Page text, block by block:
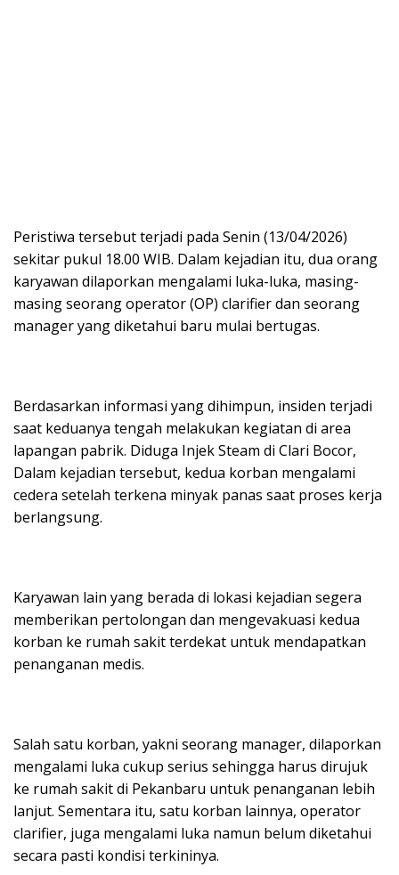
Peristiwa tersebut terjadi pada Senin (13/04/2026)
sekitar pukul 18.00 WIB. Dalam kejadian itu, dua orang
karyawan dilaporkan mengalami luka-luka, masing-
masing seorang operator (OP) clarifier dan seorang
manager yang diketahui baru mulai bertugas.
Berdasarkan informasi yang dihimpun, insiden terjadi
saat keduanya tengah melakukan kegiatan di area
lapangan pabrik. Diduga Injek Steam di Clari Bocor,
Dalam kejadian tersebut, kedua korban mengalami
cedera setelah terkena minyak panas saat proses kerja
berlangsung.
Karyawan lain yang berada di lokasi kejadian segera
memberikan pertolongan dan mengevakuasi kedua
korban ke rumah sakit terdekat untuk mendapatkan
penanganan medis.
Salah satu korban, yakni seorang manager, dilaporkan
mengalami luka cukup serius sehingga harus dirujuk
ke rumah sakit di Pekanbaru untuk penanganan lebih
lanjut. Sementara itu, satu korban lainnya, operator
clarifier, juga mengalami luka namun belum diketahui
secara pasti kondisi terkininya.